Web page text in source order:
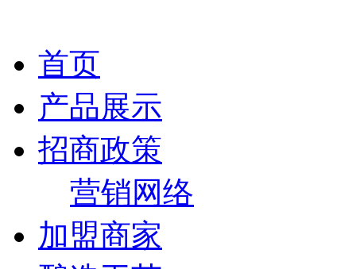
首页
产品展示
招商政策
营销网络
加盟商家